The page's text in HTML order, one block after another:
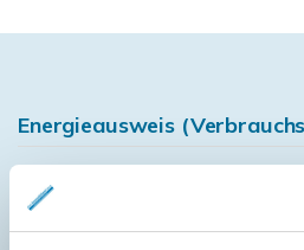
Energieausweis